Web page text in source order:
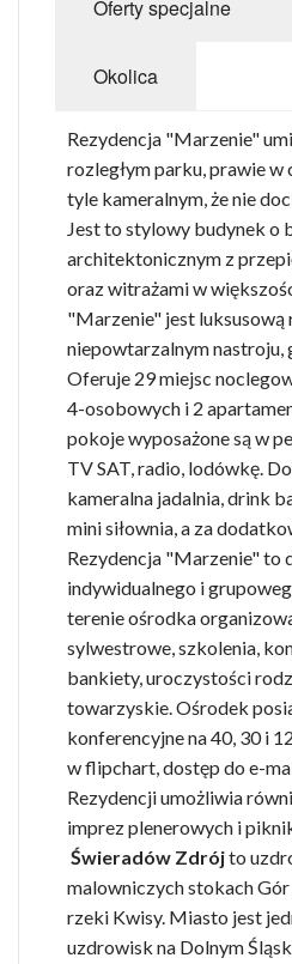
Oferty specjalne
Okolica
Rezydencja "Marzenie"
rozległym parku, prawie w
tyle kameralnym, że nie
Jest to stylowy budynek o
architektonicznym z
oraz witrażami w
"Marzenie" jest luksusową
niepowtarzalnym nastroju,
Oferuje 29 miejsc
4-osobowych i 2
pokoje wyposażone są w
TV SAT, radio, lodówkę.
kameralna jadalnia, drink
mini siłownia, a za
Rezydencja "Marzenie" to
indywidualnego i
terenie ośrodka
sylwestrowe, szkolenia,
bankiety, uroczystości
towarzyskie. Ośrodek
konferencyjne na 40, 30 i
w flipchart, dostęp do e-
Rezydencji umożliwia
imprez plenerowych i
Świeradów Zdrójto
malowniczych stokach
rzeki Kwisy. Miasto jest
uzdrowisk na Dolnym